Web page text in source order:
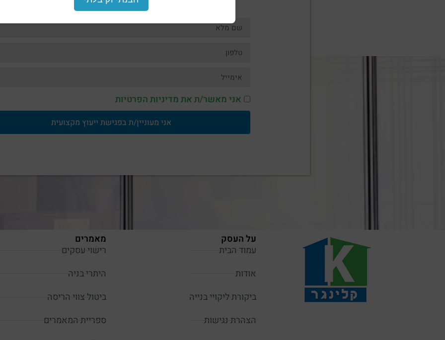
אני מאשר/ת את מדיניות הפרטיות
אני מעוניין/ת בפגישת ייעוץ מקצועית
על העסק
עמוד הבית
אודות
ביקורת ליקויי בנייה
הצהרת נגישות
מאמרים
רישוי עסקים
היתרי בניה
ביטול צווי הריסה
ספריית המאמרים